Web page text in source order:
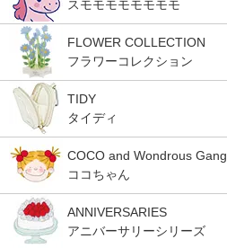
スモモモモモモモモ
FLOWER COLLECTION
フラワーコレクション
TIDY
タイディ
COCO and Wondrous Gang
ココちゃん
ANNIVERSARIES
アニバーサリーシリーズ